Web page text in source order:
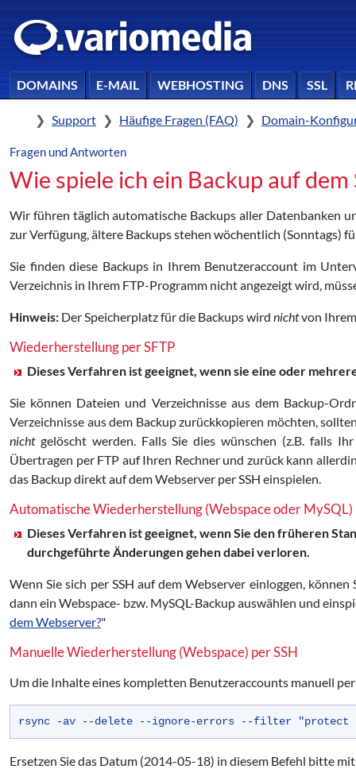
DOMAINS E-MAIL WEBHOSTING DNS SSL
HomeSupport Häufige Fragen (FAQ) Domain-
Fragen und Antworten
Wie spiele ich ein Backup auf dem
Wir führen täglich automatische Backups aller Datenbanken
zur Verfügung, ältere Backups stehen wöchentlich (Sonntags)
Sie finden diese Backups in Ihrem Benutzeraccount im
Verzeichnis in Ihrem FTP-Programm nicht angezeigt wird,
Hinweis: Der Speicherplatz für die Backups wird nichtvon
Wiederherstellung per SFTP
Dieses Verfahren ist geeignet, wenn sie eine oder
Sie können Dateien und Verzeichnisse aus dem Backup-
Verzeichnisse aus dem Backup zurückkopieren möchten,
nichtgelöscht werden. Falls Sie dies wünschen (z.B. falls
Übertragen per FTP auf Ihren Rechner und zurück kann
das Backup direkt auf dem Webserver per SSH einspielen.
Automatische Wiederherstellung (Webspace oder MySQL)
Dieses Verfahren ist geeignet, wenn Sie den früheren
durchgeführte Änderungen gehen dabei verloren.
Wenn Sie sich per SSH auf dem Webserver einloggen,
dann ein Webspace- bzw. MySQL-Backup auswählen und
dem Webserver?"
Manuelle Wiederherstellung (Webspace) per SSH
Um die Inhalte eines kompletten Benutzeraccounts manuell
rsync -av --delete --ignore-errors --filter "protect
Ersetzen Sie das Datum (2014-05-18) in diesem Befehl bitte